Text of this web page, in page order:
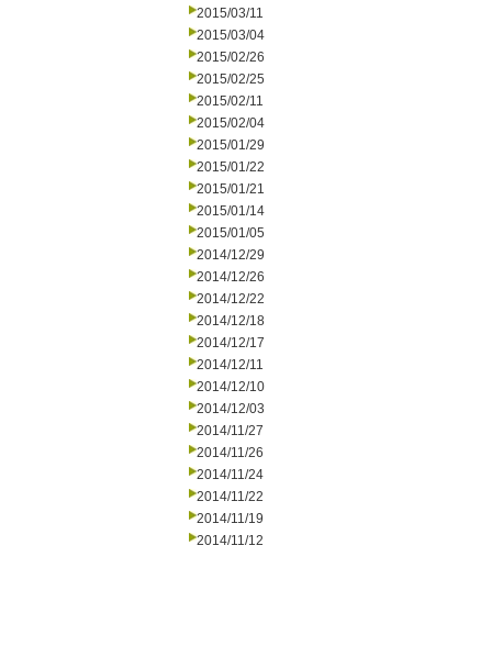
2015/03/11
2015/03/04
2015/02/26
2015/02/25
2015/02/11
2015/02/04
2015/01/29
2015/01/22
2015/01/21
2015/01/14
2015/01/05
2014/12/29
2014/12/26
2014/12/22
2014/12/18
2014/12/17
2014/12/11
2014/12/10
2014/12/03
2014/11/27
2014/11/26
2014/11/24
2014/11/22
2014/11/19
2014/11/12